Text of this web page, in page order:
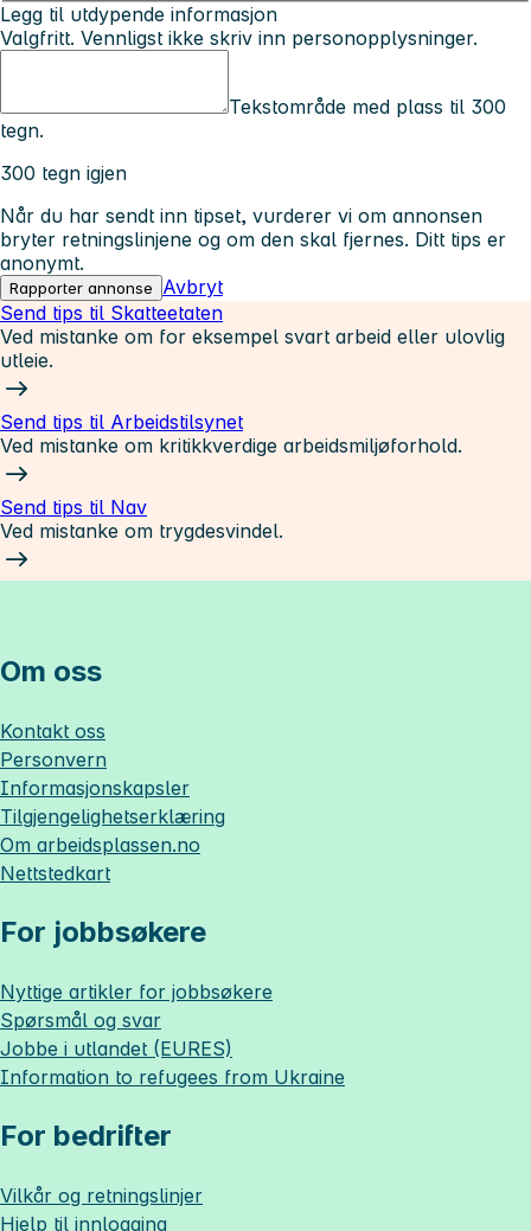
Legg til utdypende informasjon
Valgfritt. Vennligst ikke skriv inn personopplysninger.
Tekstområde med plass til 300
tegn.
300 tegn igjen
Når du har sendt inn tipset, vurderer vi om annonsen
bryter retningslinjene og om den skal fjernes. Ditt tips er
anonymt.
Rapporter annonse
Avbryt
Send tips til Skatteetaten
Ved mistanke om for eksempel svart arbeid eller ulovlig
utleie.
Send tips til Arbeidstilsynet
Ved mistanke om kritikkverdige arbeidsmiljøforhold.
Send tips til Nav
Ved mistanke om trygdesvindel.
Om oss
Kontakt oss
Personvern
Informasjonskapsler
Tilgjengelighetserklæring
Om arbeidsplassen.no
Nettstedkart
For jobbsøkere
Nyttige artikler for jobbsøkere
Spørsmål og svar
Jobbe i utlandet (EURES)
Information to refugees from Ukraine
For bedrifter
Vilkår og retningslinjer
Hjelp til innlogging